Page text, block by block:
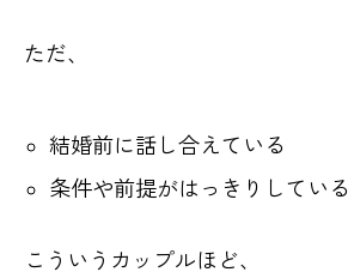
ただ、
結婚前に話し合えている
条件や前提がはっきりしている
こういうカップルほど、